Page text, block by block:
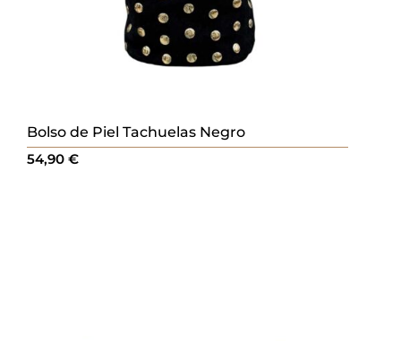
Bolso de Piel Tachuelas Negro
54,90€